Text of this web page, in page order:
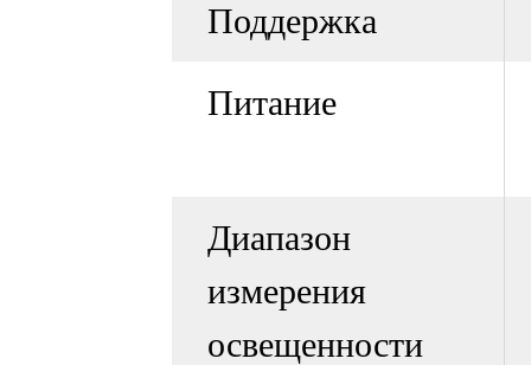
Поддержка
Питание
Диапазон
измерения
освещенности